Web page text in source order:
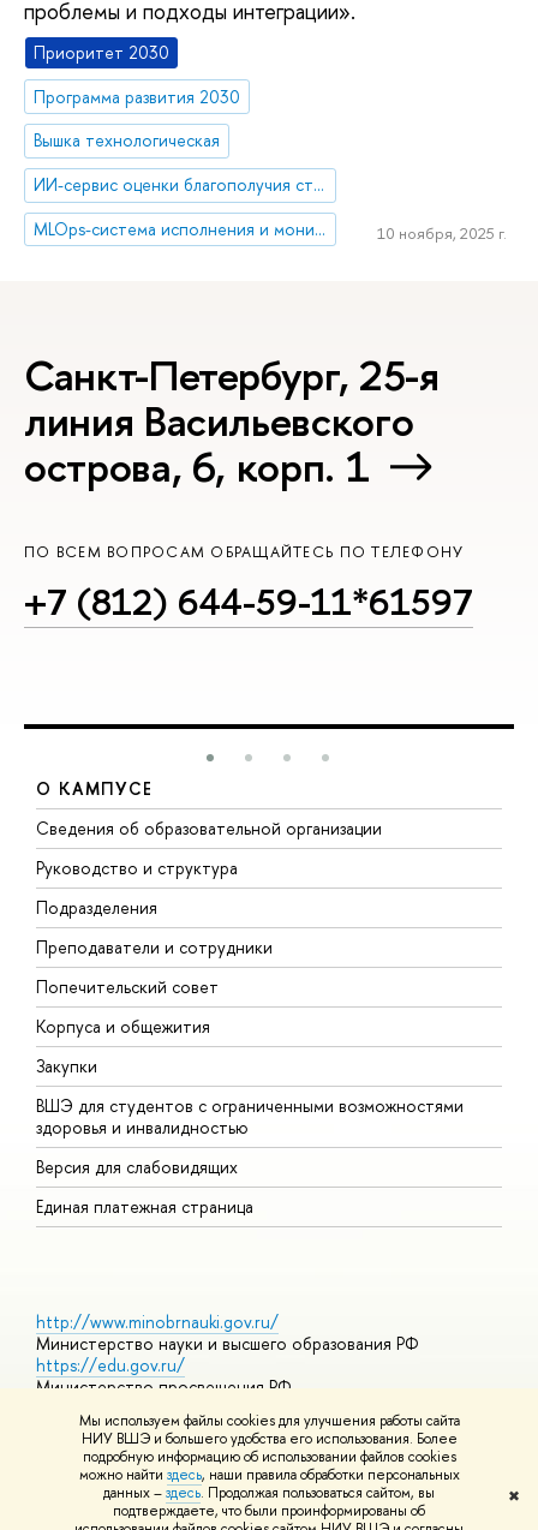
Мы используем файлы cookies для улучшения работы сайта
НИУ ВШЭ и большего удобства его использования. Более
подробную информацию об использовании файлов cookies
можно найти здесь, наши правила обработки персональных
данных –здесь. Продолжая пользоваться сайтом, вы
подтверждаете, что были проинформированы об
✖
проблемы и подходы интеграции».
Приоритет 2030
Программа развития 2030
Вышка технологическая
ИИ-сервис оценки благополучия студентов
MLOps-система исполнения и мониторинга ИИ-моделей
10 ноября, 2025 г.
Санкт-Петербург, 25-я
линия Васильевского
острова, 6, корп. 1
ПО ВСЕМ ВОПРОСАМ ОБРАЩАЙТЕСЬ ПО ТЕЛЕФОНУ
+7 (812) 644-59-11*61597
О КАМПУСЕ
Сведения об образовательной организации
Руководство и структура
Подразделения
Преподаватели и сотрудники
Попечительский совет
Корпуса и общежития
Закупки
ВШЭ для студентов с ограниченными возможностями
здоровья и инвалидностью
Версия для слабовидящих
Единая платежная страница
http://www.minobrnauki.gov.ru/
Министерство науки и высшего образования РФ
https://edu.gov.ru/
Министерство просвещения РФ
https://elearning.hse.ru/mooc
Массовые открытые онлайн-курсы
© НИУ ВШЭ 1993–2026 Адреса и контактыУсловия
использования материалов Политика конфиденциальности